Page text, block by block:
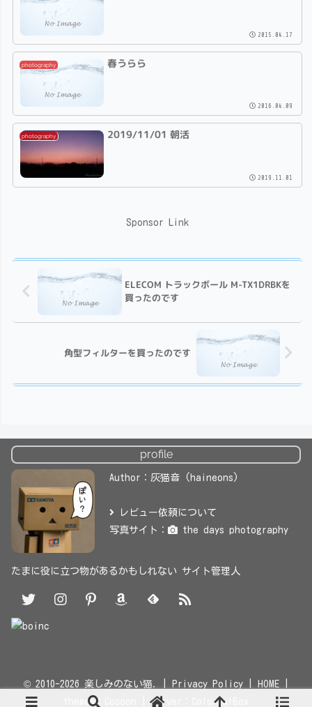
2015.04.17
photography 春うらら
2016.04.09
photography 2019/11/01 朝活
2019.11.01
Sponsor Link
ELECOM トラックボール M-TX1DRBKを
買ったのです
角型フィルターを買ったのです
profile
Author：灰猫音 (haineons)
レビュー依頼について
写真サイト：
the days photography
たまに役に立つ物があるかもしれない サイト管理人
© 2010-2026 楽しみのない猫. | Privacy Policy| HOME|
themes：
| server： ColorfulBox